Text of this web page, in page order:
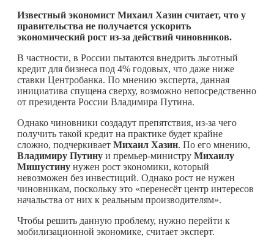
Известный экономист Михаил Хазин считает, что у
правительства не получается ускорить
экономический рост из-за действий чиновников.
В частности, в России пытаются внедрить льготный
кредит для бизнеса под 4% годовых, что даже ниже
ставки Центробанка. По мнению эксперта, данная
инициатива спущена сверху, возможно непосредственно
от президента России Владимира Путина.
Однако чиновники создадут препятствия, из-за чего
получить такой кредит на практике будет крайне
сложно, подчеркивает Михаил Хазин. По его мнению,
Владимиру Путину и премьер-министру Михаилу
Мишустину нужен рост экономики, который
невозможен без инвестиций. Однако рост не нужен
чиновникам, поскольку это «перенесёт центр интересов
начальства от них к реальным производителям».
Чтобы решить данную проблему, нужно перейти к
мобилизационной экономике, считает эксперт.